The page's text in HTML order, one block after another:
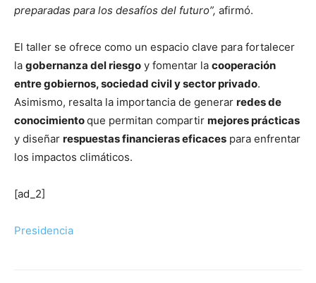
preparadas para los desafíos del futuro”, afirmó.
El taller se ofrece como un espacio clave para fortalecer
la gobernanza del riesgo y fomentar la cooperación
entre gobiernos, sociedad civil y sector privado.
Asimismo, resalta la importancia de generar redes de
conocimientoque permitan compartir mejores prácticas
y diseñar respuestas financieras eficaces para enfrentar
los impactos climáticos.
[ad_2]
Presidencia